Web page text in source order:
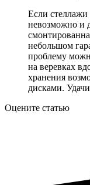
Если стеллажи
невозможно и
небольшом
проблему
на веревках
хранения
дисками.
Оцените статью